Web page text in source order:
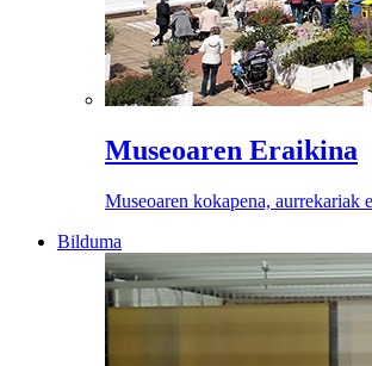
Museoaren Eraikina
Museoaren kokapena, aurrekariak
Bilduma